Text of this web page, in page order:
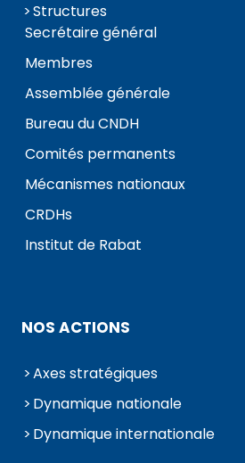
Structures
Secrétaire général
Membres
Assemblée générale
Bureau du CNDH
Comités permanents
Mécanismes nationaux
CRDHs
Institut de Rabat
NOS ACTIONS
Axes stratégiques
Dynamique nationale
Dynamique internationale